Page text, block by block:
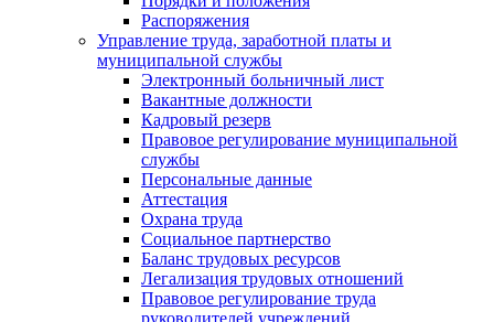
Распоряжения
Управление труда, заработной платы и
муниципальной службы
Электронный больничный лист
Вакантные должности
Кадровый резерв
Правовое регулирование муниципальной
службы
Персональные данные
Аттестация
Охрана труда
Социальное партнерство
Баланс трудовых ресурсов
Легализация трудовых отношений
Правовое регулирование труда
руководителей учреждений